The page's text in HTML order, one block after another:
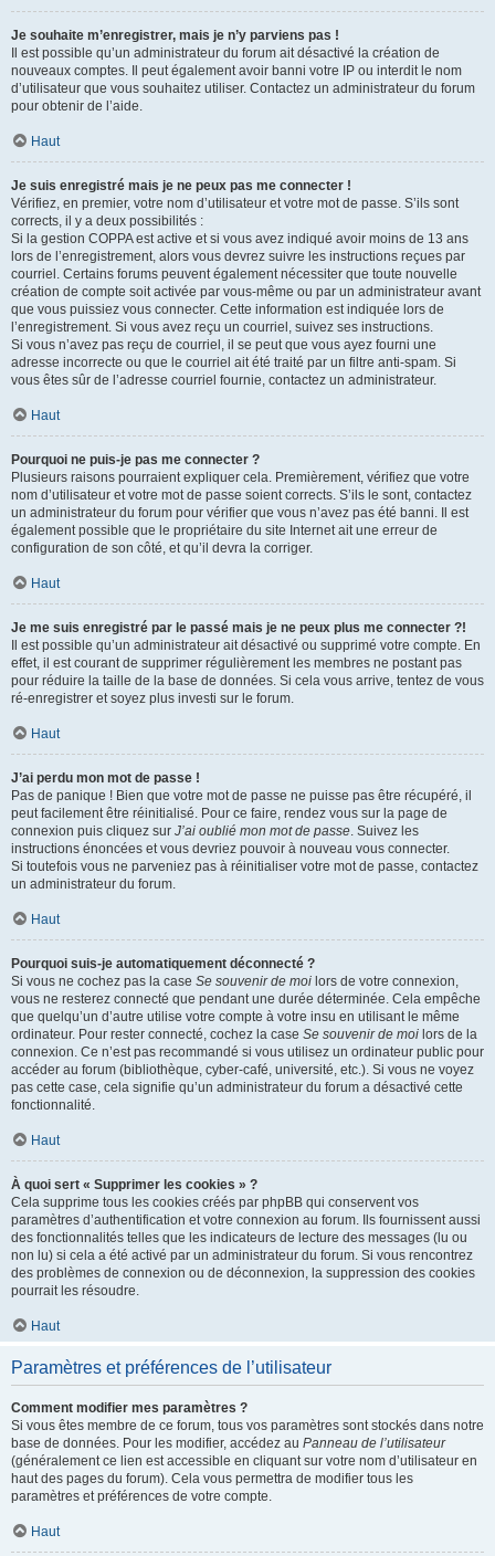
Je souhaite m’enregistrer, mais je n’y parviens pas !
Il est possible qu’un administrateur du forum ait désactivé la création de
nouveaux comptes. Il peut également avoir banni votre IP ou interdit le nom
d’utilisateur que vous souhaitez utiliser. Contactez un administrateur du forum
pour obtenir de l’aide.
Haut
Je suis enregistré mais je ne peux pas me connecter !
Vérifiez, en premier, votre nom d’utilisateur et votre mot de passe. S’ils sont
corrects, il y a deux possibilités :
Si la gestion COPPA est active et si vous avez indiqué avoir moins de 13 ans
lors de l’enregistrement, alors vous devrez suivre les instructions reçues par
courriel. Certains forums peuvent également nécessiter que toute nouvelle
création de compte soit activée par vous-même ou par un administrateur avant
que vous puissiez vous connecter. Cette information est indiquée lors de
l’enregistrement. Si vous avez reçu un courriel, suivez ses instructions.
Si vous n’avez pas reçu de courriel, il se peut que vous ayez fourni une
adresse incorrecte ou que le courriel ait été traité par un filtre anti-spam. Si
vous êtes sûr de l’adresse courriel fournie, contactez un administrateur.
Haut
Pourquoi ne puis-je pas me connecter ?
Plusieurs raisons pourraient expliquer cela. Premièrement, vérifiez que votre
nom d’utilisateur et votre mot de passe soient corrects. S’ils le sont, contactez
un administrateur du forum pour vérifier que vous n’avez pas été banni. Il est
également possible que le propriétaire du site Internet ait une erreur de
configuration de son côté, et qu’il devra la corriger.
Haut
Je me suis enregistré par le passé mais je ne peux plus me connecter ?!
Il est possible qu’un administrateur ait désactivé ou supprimé votre compte. En
effet, il est courant de supprimer régulièrement les membres ne postant pas
pour réduire la taille de la base de données. Si cela vous arrive, tentez de vous
ré-enregistrer et soyez plus investi sur le forum.
Haut
J’ai perdu mon mot de passe !
Pas de panique ! Bien que votre mot de passe ne puisse pas être récupéré, il
peut facilement être réinitialisé. Pour ce faire, rendez vous sur la page de
connexion puis cliquez sur J’ai oublié mon mot de passe. Suivez les
instructions énoncées et vous devriez pouvoir à nouveau vous connecter.
Si toutefois vous ne parveniez pas à réinitialiser votre mot de passe, contactez
un administrateur du forum.
Haut
Pourquoi suis-je automatiquement déconnecté ?
Si vous ne cochez pas la case Se souvenir de moi lors de votre connexion,
vous ne resterez connecté que pendant une durée déterminée. Cela empêche
que quelqu’un d’autre utilise votre compte à votre insu en utilisant le même
ordinateur. Pour rester connecté, cochez la case Se souvenir de moi lors de la
connexion. Ce n’est pas recommandé si vous utilisez un ordinateur public pour
accéder au forum (bibliothèque, cyber-café, université, etc.). Si vous ne voyez
pas cette case, cela signifie qu’un administrateur du forum a désactivé cette
fonctionnalité.
Haut
À quoi sert « Supprimer les cookies » ?
Cela supprime tous les cookies créés par phpBB qui conservent vos
paramètres d’authentification et votre connexion au forum. Ils fournissent aussi
des fonctionnalités telles que les indicateurs de lecture des messages (lu ou
non lu) si cela a été activé par un administrateur du forum. Si vous rencontrez
des problèmes de connexion ou de déconnexion, la suppression des cookies
pourrait les résoudre.
Haut
Paramètres et préférences de l’utilisateur
Comment modifier mes paramètres ?
Si vous êtes membre de ce forum, tous vos paramètres sont stockés dans notre
base de données. Pour les modifier, accédez au Panneau de l’utilisateur
(généralement ce lien est accessible en cliquant sur votre nom d’utilisateur en
haut des pages du forum). Cela vous permettra de modifier tous les
paramètres et préférences de votre compte.
Haut